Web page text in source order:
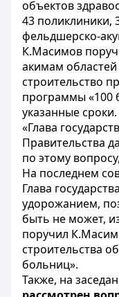
объектов
43 поликлиники,
фельдшерско-
К.Масимов
акимам
строительство
программы «100
указанные сроки.
«Глава
Правительства
по этому
На последнем
Глава
удорожанием,
быть не может,
поручил
строительства
больниц».
Также, на